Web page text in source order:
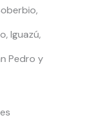
Iguazú,
Pedro y